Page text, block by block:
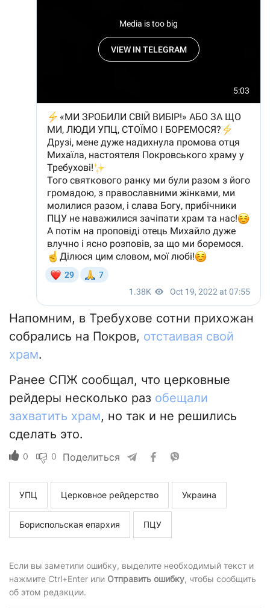
Напомним, в Требухове сотни прихожан
собрались на Покров, отстаивая свой
храм.
Ранее СПЖ сообщал, что церковные
рейдеры несколько раз обещали
захватить храм, но так и не решились
сделать это.
0 0 Поделиться
УПЦ Церковное рейдерство Украина
Бориспольская епархия ПЦУ
Если вы заметили ошибку, выделите необходимый текст и
нажмите Ctrl+Enter или Отправить ошибку, чтобы сообщить
об этом редакции.